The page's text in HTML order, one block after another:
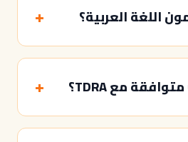
اللغة العربية؟ +
+